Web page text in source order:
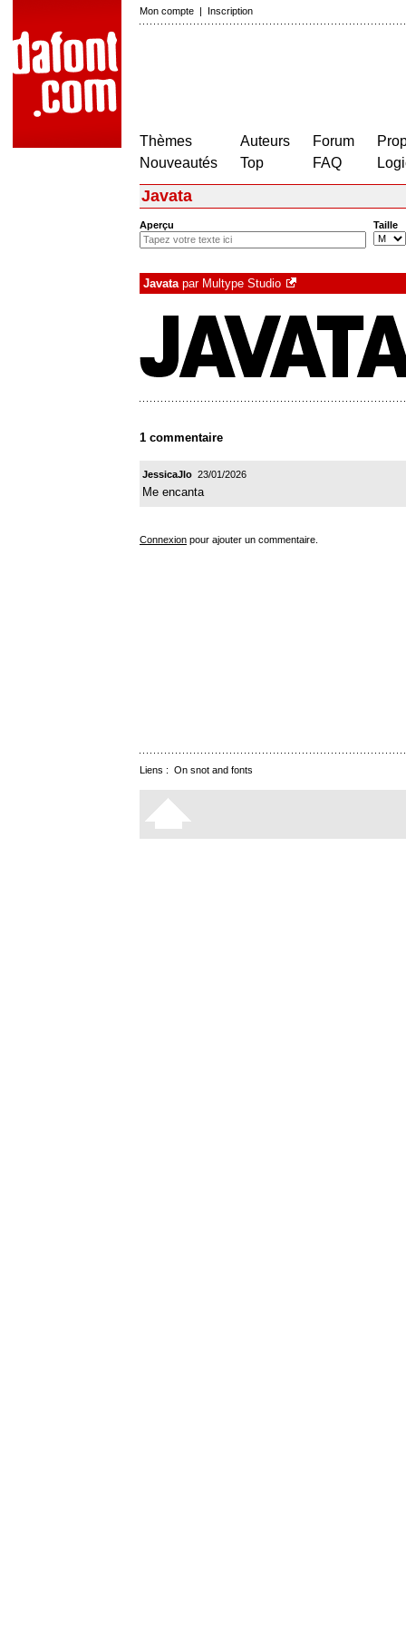
Mon compte | Inscription
Thèmes
Nouveautés
Auteurs
Top
Forum
FAQ
Javata
Aperçu Taille
Javatapar Multype Studio
1 commentaire
JessicaJlo 23/01/2026
Me encanta
Connexion pour ajouter un commentaire.
Liens : On snot and fonts